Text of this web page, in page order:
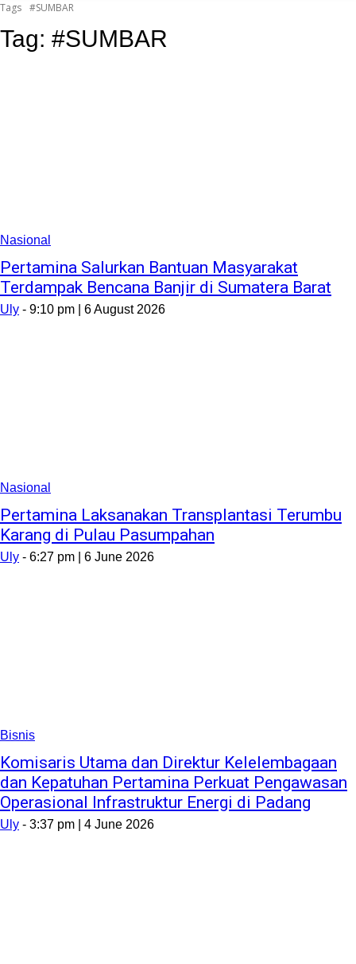
Tags #SUMBAR
Tag: #SUMBAR
Nasional
Pertamina Salurkan Bantuan Masyarakat
Terdampak Bencana Banjir di Sumatera Barat
Uly - 9:10 pm | 6 August 2026
Nasional
Pertamina Laksanakan Transplantasi Terumbu
Karang di Pulau Pasumpahan
Uly - 6:27 pm | 6 June 2026
Bisnis
Komisaris Utama dan Direktur Kelelembagaan
dan Kepatuhan Pertamina Perkuat Pengawasan
Operasional Infrastruktur Energi di Padang
Uly - 3:37 pm | 4 June 2026